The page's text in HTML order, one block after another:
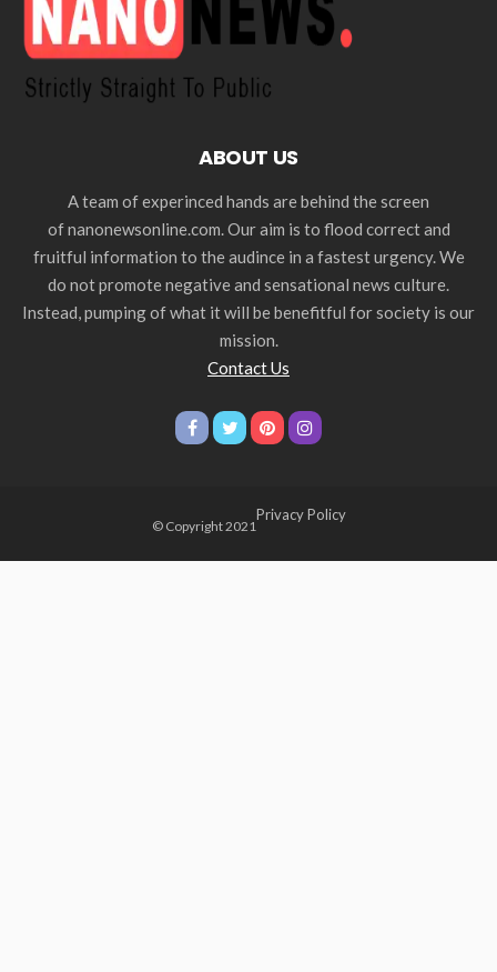
ABOUT US
A team of experinced hands are behind the screen
of nanonewsonline.com. Our aim is to flood correct and
fruitful information to the audince in a fastest urgency. We
do not promote negative and sensational news culture.
Instead, pumping of what it will be benefitful for society is our
mission.
Contact Us
© Copyright 2021
Privacy Policy